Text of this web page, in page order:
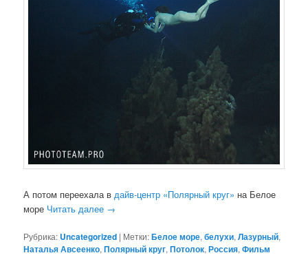
А потом переехала вдайв-центр «Полярный круг» на Белое
море Читать далее →
Рубрика: Uncategorized | Метки:Белое море,белухи,Лазурный,
Наталья Авсеенко,Полярный круг,Потолок,Россия,Фильм